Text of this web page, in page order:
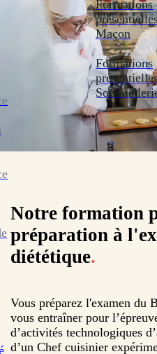
Formations
Maçon
Formations
Notre formation
préparation à
diététique.
Vous préparez l'examen du
vous entraîner pour
d’activités technologiques
d’un Chef cuisinier